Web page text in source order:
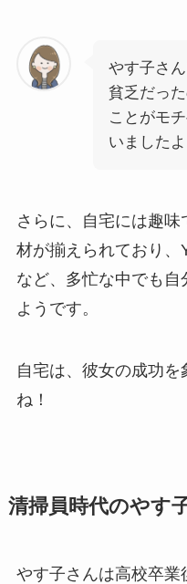
やす子さ
貧乏だっ
ことがモ
いましたよ
さらに、自宅には趣
材が揃えられており、
など、多忙な中でも
ようです。
自宅は、彼女の成功
ね！
清掃員時代のやす
やす子さんは高校卒業